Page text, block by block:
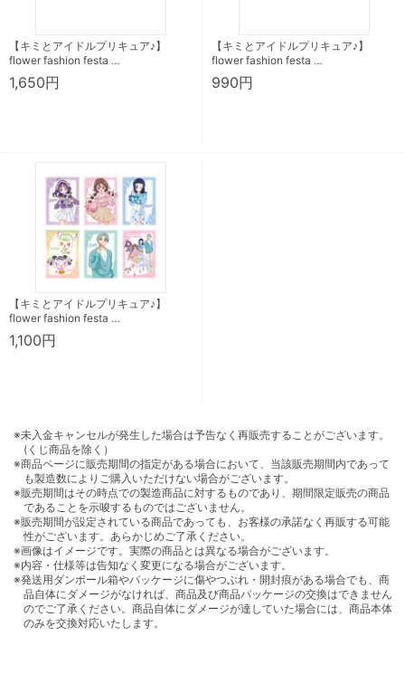
【キミとアイドルプリキュア♪】
flower fashion festa …
1,650円
【キミとアイドルプリキュア♪】
flower fashion festa …
990円
【キミとアイドルプリキュア♪】
flower fashion festa …
1,100円
※未入金キャンセルが発生した場合は予告なく再販売することがございます。
(くじ商品を除く）
※商品ページに販売期間の指定がある場合において、当該販売期間内であって
も製造数によりご購入いただけない場合がございます。
※販売期間はその時点での製造商品に対するものであり、期間限定販売の商品
であることを示唆するものではございません。
※販売期間が設定されている商品であっても、お客様の承諾なく再販する可能
性がございます。あらかじめご了承ください。
※画像はイメージです。実際の商品とは異なる場合がございます。
※内容・仕様等は告知なく変更になる場合がございます。
※発送用ダンボール箱やパッケージに傷やつぶれ・開封痕がある場合でも、商
品自体にダメージがなければ、商品及び商品パッケージの交換はできません
のでご了承ください。商品自体にダメージが達していた場合には、商品本体
のみを交換対応いたします。